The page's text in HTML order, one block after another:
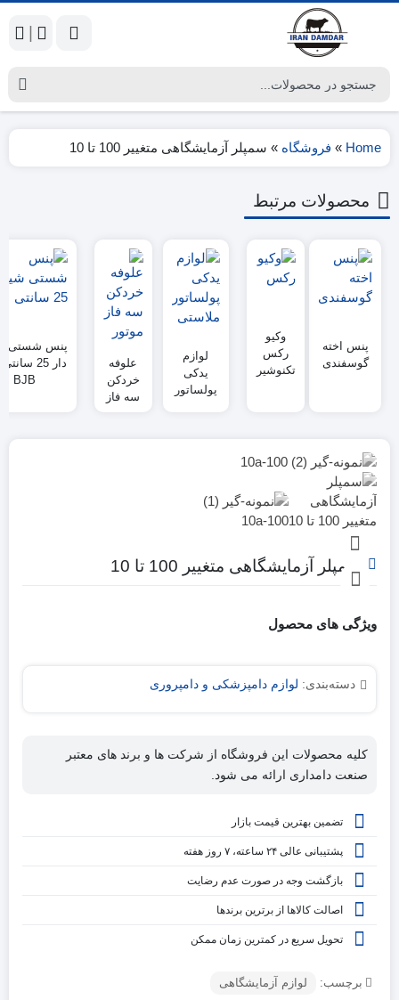
|
Home
» فروشگاه » سمپلر آزمایشگاهی متغییر 100 تا 10
محصولات مرتبط
پنس اخته
گوسفندی
وکیو
رکس
تکنوشیر
لوازم
یدکی
پولساتور
علوفه
خردکن
سه فاز
پنس شستی
دار 25
BJB
سمپلر آزمایشگاهی متغییر 100 تا 10
ویژگی های محصول
دسته‌بندی: لوازم دامپزشکی و دامپروری
کلیه محصولات این فروشگاه از شرکت ها و برند های معتبر
صنعت دامداری ارائه می شود.
تضمین بهترین قیمت بازار
پشتیبانی عالی ۲۴ ساعته، ۷ روز هفته
بازگشت وجه در صورت عدم رضایت
اصالت کالاها از برترین برندها
تحویل سریع در کمترین زمان ممکن
برچسب: لوازم آزمایشگاهی